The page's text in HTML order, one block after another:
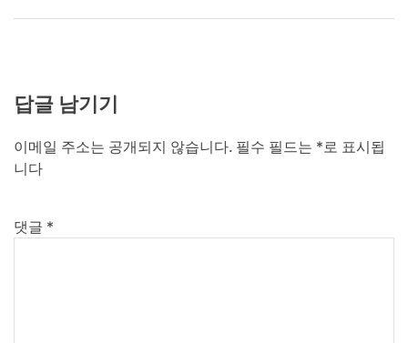
답글 남기기
이메일 주소는 공개되지 않습니다. 필수 필드는 *로 표시됩
니다
댓글 *